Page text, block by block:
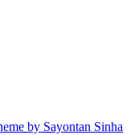
by Sayontan Sinha